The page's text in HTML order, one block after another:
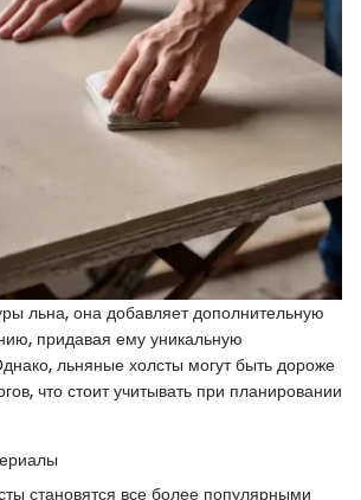
льна, она добавляет дополнительную
придавая ему уникальную
льняные холсты могут быть дороже
что стоит учитывать при планировании
становятся все более популярными